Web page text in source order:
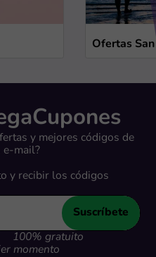
Ofertas
y mejores códigos de
e-mail?
y recibir los códigos
Suscríbete
100% gratuito
momento